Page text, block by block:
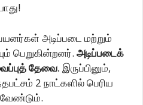
அடிப்படை மற்றும்
பெறுகின்றனர். அடிப்படைக்
தேவை. இருப்பினும்,
2 நாட்களில் பெரிய